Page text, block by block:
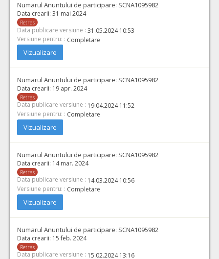
Numarul Anuntului de participare: SCNA1095982
Data crearii: 31 mai 2024
Retras
Data publicare versiune : 31.05.2024 10:53
Versiune pentru: : Completare
Vizualizare
Numarul Anuntului de participare: SCNA1095982
Data crearii: 19 apr. 2024
Retras
Data publicare versiune : 19.04.2024 11:52
Versiune pentru: : Completare
Vizualizare
Numarul Anuntului de participare: SCNA1095982
Data crearii: 14 mar. 2024
Retras
Data publicare versiune : 14.03.2024 10:56
Versiune pentru: : Completare
Vizualizare
Numarul Anuntului de participare: SCNA1095982
Data crearii: 15 feb. 2024
Retras
Data publicare versiune : 15.02.2024 13:16